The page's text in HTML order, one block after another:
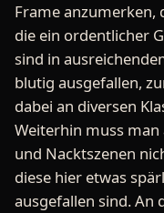
Frame anzumerken,
die ein ordentlicher
sind in
blutig ausgefallen,
dabei an diversen
Weiterhin muss man
und Nacktszenen
diese hier etwas
ausgefallen sind. An